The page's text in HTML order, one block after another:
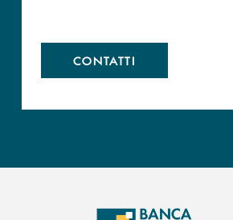
CONTATTI